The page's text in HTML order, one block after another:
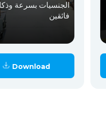
الجنسيات بسرعة
فائقين
Download